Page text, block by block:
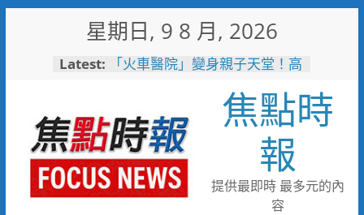
星期日, 9 8 月, 2026
Latest:
「火車醫院」變身親子天堂！高
「高雄親子樂園」爆紅！全臺最
大免費園區首日吸三萬人朝聖
輕軌更突破4,000人次
起於無心成於熱愛 王貴嬋現代
水墨個展
甜蜜上市！黃偉哲力推歸仁大目
釋迦，邀全民體驗採果樂兼做公
焦點時
報
提供最即時 最多元的內
容